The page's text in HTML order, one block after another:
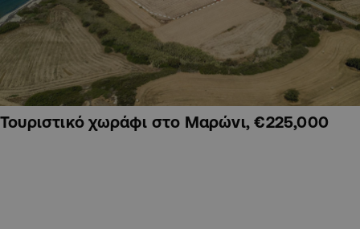
Τουριστικό χωράφι στο Μαρώνι, €225,000